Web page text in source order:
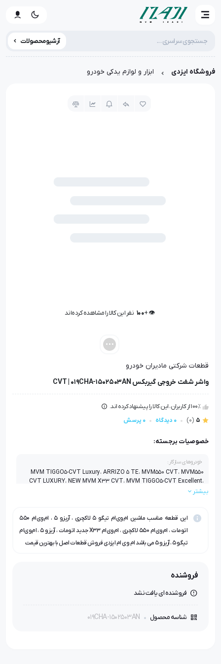
آرشیو محصولات
فروشگاه ایزدی ابزار و لوازم یدکی خودرو
👁️ +
100 نفر این کالا را مشاهده کرده‌اند
قطعات شرکتی مادیران خودرو
واشر شفت خروجی گيربکس CVT | 019CHA-1502503AN
100٪ از کاربران، این کالا را پیشنهاد کرده اند.
5
(0) 0 دیدگاه 0 پرسش
خصوصیات برجسته:
خودروهای سازگار:
MVM TIGGO5-CVT Luxury، ARRIZO 5 TE، MVM550 CVT، MVM550
CVT LUXURY، NEW MVM X33 CVT، MVM TIGGO5-CVT Excellent،
ARRIZO5 cvt EXCELLENT، ARRIZO5 cvt LUXURY
بیشتر
این قطعه مناسب ماشین ام‌وی‌ام تیگو ۵ لاکچری ، آریزو ۵ ، ام‌وی‌ام ۵۵۰
اتومات ، ام‌وی‌ام ۵۵۰ لاکچری ، ام‌وی‌ام X33 جدید اتومات ، آریزو ۵ ، ام‌وی‌ام
تیگو ۵ ، آریزو ۵ می باشد ام وی ام ایزدی فروش قطعات اصل با بهترین قیمت
فروشنده
فروشنده ای یافت نشد
شناسه محصول 019CHA-1502503AN